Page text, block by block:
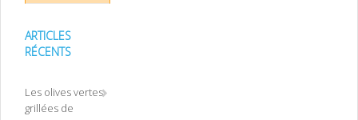
ARTICLES
RÉCENTS
Les olives vertes
grillées de